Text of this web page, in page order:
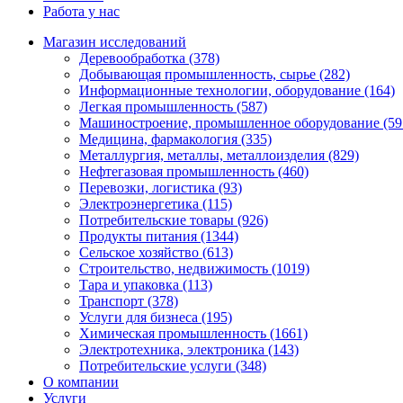
Работа у нас
Магазин исследований
Деревообработка (378)
Добывающая промышленность, сырье (282)
Информационные технологии, оборудование (164)
Легкая промышленность (587)
Машиностроение, промышленное оборудование
Медицина, фармакология (335)
Металлургия, металлы, металлоизделия (829)
Нефтегазовая промышленность (460)
Перевозки, логистика (93)
Электроэнергетика (115)
Потребительские товары (926)
Продукты питания (1344)
Сельское хозяйство (613)
Строительство, недвижимость (1019)
Тара и упаковка (113)
Транспорт (378)
Услуги для бизнеса (195)
Химическая промышленность (1661)
Электротехника, электроника (143)
Потребительские услуги (348)
О компании
Услуги